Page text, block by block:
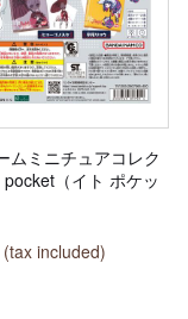
ムミニチュアコレク
（イト ポケッ
included)